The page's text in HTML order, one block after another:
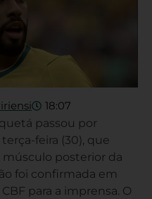
18:07
passou por
feira (30), que
posterior da
foi confirmada em
para a imprensa. O